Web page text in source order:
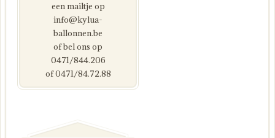
een mailtje op
info@kylua-
ballonnen.be
of bel ons op
0471/844.206
of 0471/84.72.88